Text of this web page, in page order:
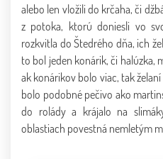
alebo len vložili do krčaha, či
z potoka, ktorú doniesli vo
rozkvitla do Štedrého dňa, ich
to bol jeden konárik, či halúzka,
ak konárikov bolo viac, tak
bolo podobné pečivo ako
do rolády a krájalo na
oblastiach povestná nemletým